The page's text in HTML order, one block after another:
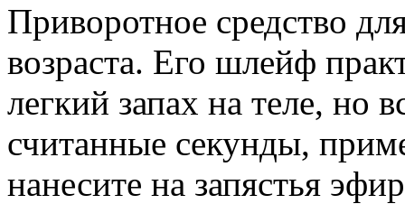
Приворотное средство
возраста. Его шлейф
легкий запах на теле, но
считанные секунды,
нанесите на запястья